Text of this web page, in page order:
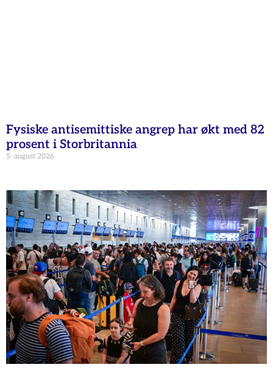
Fysiske antisemittiske angrep har økt med 82
prosent i Storbritannia
5. august 2026